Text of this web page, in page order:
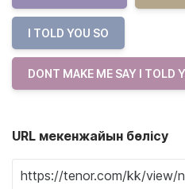
I TOLD YOU SO
DONT MAKE ME SAY I TOLD
URL мекенжайын бөлісу